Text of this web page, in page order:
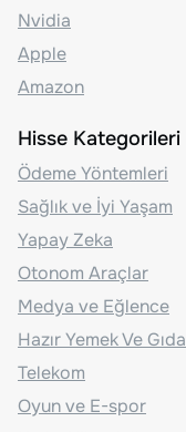
Nvidia
Apple
Amazon
Hisse Kategorileri
Ödeme Yöntemleri
Sağlık ve İyi Yaşam
Yapay Zeka
Otonom Araçlar
Medya ve Eğlence
Hazır Yemek Ve Gıda
Telekom
Oyun ve E-spor